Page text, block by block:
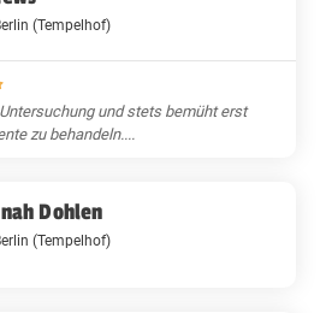
(Tempelhof)
und stets bemüht erst
zu behandeln....
Dohlen
(Tempelhof)